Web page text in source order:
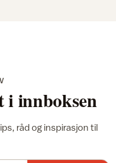
i innboksen
råd og inspirasjon til